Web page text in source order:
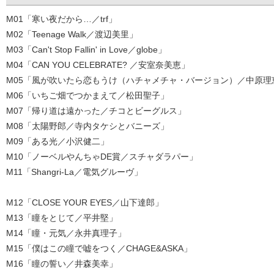
M01「寒い夜だから…／trf」
M02「Teenage Walk／渡辺美里」
M03「Can't Stop Fallin' in Love／globe」
M04「CAN YOU CELEBRATE? ／安室奈美恵」
M05「風が吹いたら恋もうけ（ハチャメチャ・バージョン）／中原理
M06「いちご畑でつかまえて／松田聖子」
M07「帰り道は遠かった／チコとビーグルス」
M08「太陽野郎／寺内タケシとバニーズ」
M09「ある光／小沢健二」
M10「ノーベルやんちゃDE賞／スチャダラパー」
M11「Shangri-La／電気グルーヴ」
M12「CLOSE YOUR EYES／山下達郎」
M13「瞳をとじて／平井堅」
M14「瞳・元気／永井真理子」
M15「僕はこの瞳で嘘をつく／CHAGE&ASKA」
M16「瞳の誓い／井森美幸」